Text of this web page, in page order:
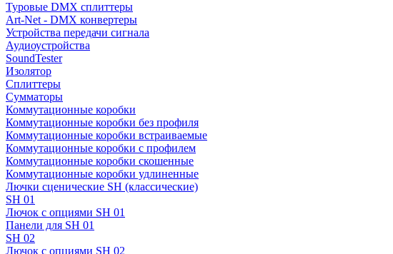
Туровые DMX сплиттеры
Art-Net - DMX конвертеры
Устройства передачи сигнала
Аудиоустройства
SoundTester
Изолятор
Сплиттеры
Сумматоры
Коммутационные коробки
Коммутационные коробки без профиля
Коммутационные коробки встраиваемые
Коммутационные коробки с профилем
Коммутационные коробки скошенные
Коммутационные коробки удлиненные
Лючки сценические SH (классические)
SH 01
Лючок с опциями SH 01
Панели для SH 01
SH 02
Лючок с опциями SH 02